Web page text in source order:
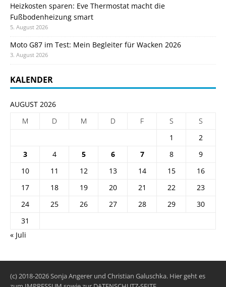
Heizkosten sparen: Eve Thermostat macht die
Fußbodenheizung smart
5. August 2026
Moto G87 im Test: Mein Begleiter für Wacken 2026
3. August 2026
KALENDER
AUGUST 2026
M
D M D F S
S
1
2
3
4 5 6 7 8
9
10
11 12 13 14 15
16
17
18 19 20 21 22
23
24
25 26 27 28 29
30
31
« Juli
(c) 2018-2026 Sonja Angerer und Christian Galuschka. Hier geht es